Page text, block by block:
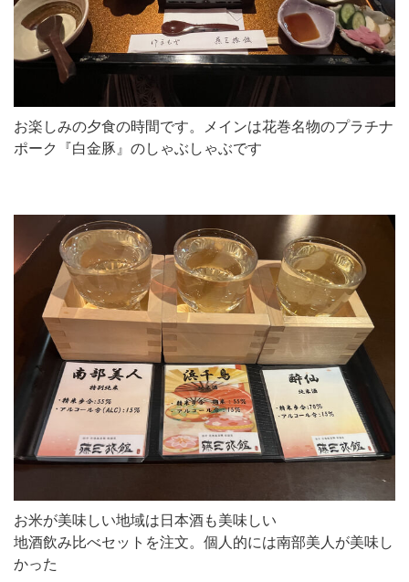
お楽しみの夕食の時間です。メインは花巻名物のプラチナ
ポーク『白金豚』のしゃぶしゃぶです
お米が美味しい地域は日本酒も美味しい
地酒飲み比べセットを注文。個人的には南部美人が美味し
かった